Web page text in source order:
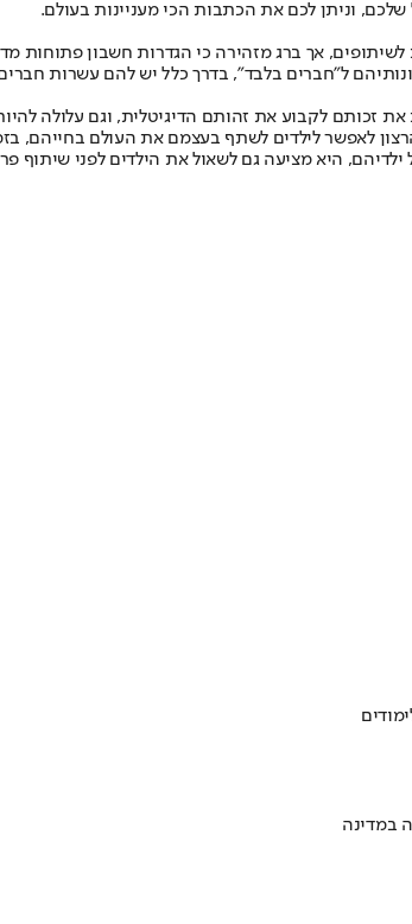
וניתן לכם את הכתבות הכי מעניינות בעולם.
אך ברג מזהירה כי הגדרות חשבון פתוחות
ל"חברים בלבד", בדרך כלל יש להם עשרות
זכותם לקבוע את זהותם הדיגיטלית, וגם עלולה
לאפשר לילדים לשתף בעצמם את העולם בחייהם,
היא מציעה גם לשאול את הילדים לפני